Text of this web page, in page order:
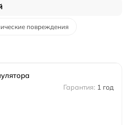
повреждения
1 год